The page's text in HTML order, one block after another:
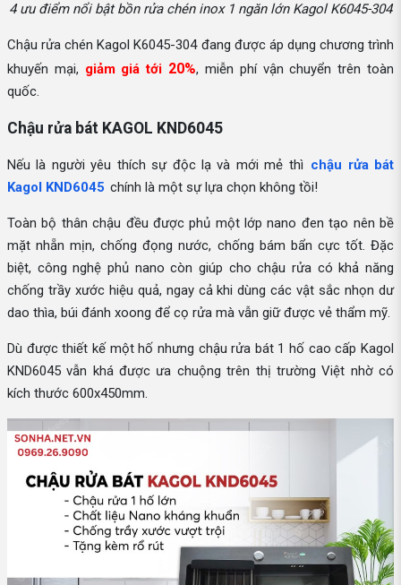
4 ưu điểm nổi bật bồn rửa chén inox 1 ngăn lớn Kagol K6045-304
Chậu rửa chén Kagol K6045-304 đang được áp dụng chương trình
khuyến mại, giảm giá tới 20%, miễn phí vận chuyển trên toàn
quốc.
Chậu rửa bát KAGOL KND6045
Nếu là người yêu thích sự độc lạ và mới mẻ thì chậu rửa bát
Kagol KND6045 chính là một sự lựa chọn không tồi!
Toàn bộ thân chậu đều được phủ một lớp nano đen tạo nên bề
mặt nhẵn mịn, chống đọng nước, chống bám bẩn cực tốt. Đặc
biệt, công nghệ phủ nano còn giúp cho chậu rửa có khả năng
chống trầy xước hiệu quả, ngay cả khi dùng các vật sắc nhọn dư
dao thìa, búi đánh xoong để cọ rửa mà vẫn giữ được vẻ thẩm mỹ.
Dù được thiết kế một hố nhưng chậu rửa bát 1 hố cao cấp Kagol
KND6045 vẫn khá được ưa chuộng trên thị trường Việt nhờ có
kích thước 600x450mm.